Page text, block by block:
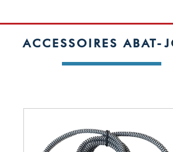
ACCESSOIRES ABAT-